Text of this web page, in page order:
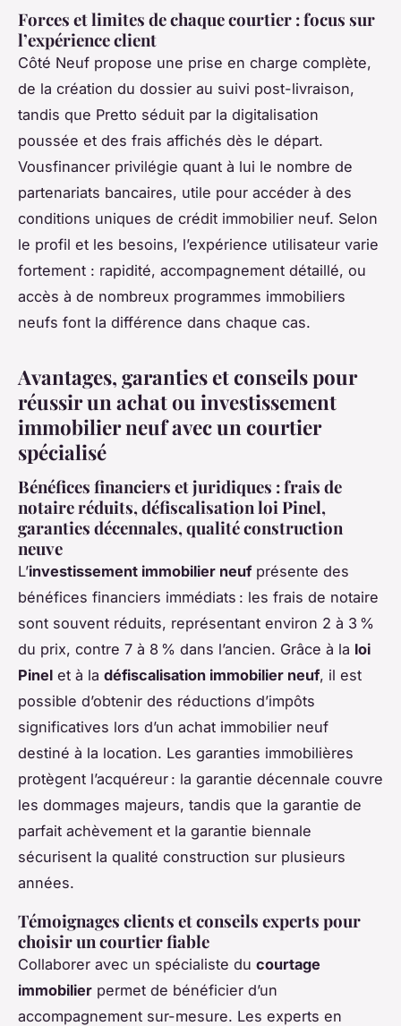
Forces et limites de chaque courtier : focus sur
l’expérience client
Côté Neuf propose une prise en charge complète,
de la création du dossier au suivi post-livraison,
tandis que Pretto séduit par la digitalisation
poussée et des frais affichés dès le départ.
Vousfinancer privilégie quant à lui le nombre de
partenariats bancaires, utile pour accéder à des
conditions uniques de crédit immobilier neuf. Selon
le profil et les besoins, l’expérience utilisateur varie
fortement : rapidité, accompagnement détaillé, ou
accès à de nombreux programmes immobiliers
neufs font la différence dans chaque cas.
Avantages, garanties et conseils pour
réussir un achat ou investissement
immobilier neuf avec un courtier
spécialisé
Bénéfices financiers et juridiques : frais de
notaire réduits, défiscalisation loi Pinel,
garanties décennales, qualité construction
neuve
L’investissement immobilier neufprésente des
bénéfices financiers immédiats : les frais de notaire
sont souvent réduits, représentant environ 2 à 3 %
du prix, contre 7 à 8 % dans l’ancien. Grâce à la loi
Pinel et à la défiscalisation immobilier neuf, il est
possible d’obtenir des réductions d’impôts
significatives lors d’un achat immobilier neuf
destiné à la location. Les garanties immobilières
protègent l’acquéreur : la garantie décennale couvre
les dommages majeurs, tandis que la garantie de
parfait achèvement et la garantie biennale
sécurisent la qualité construction sur plusieurs
années.
Témoignages clients et conseils experts pour
choisir un courtier fiable
Collaborer avec un spécialiste du courtage
immobilier permet de bénéficier d’un
accompagnement sur-mesure. Les experts en